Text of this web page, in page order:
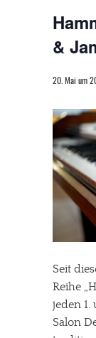
&
20. Mai um
Seit
Reihe
jeden
Salon